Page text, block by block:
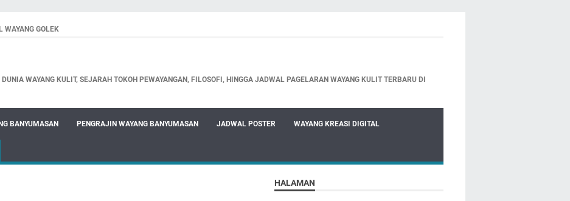
WAYANG GOLEK
WAYANG KULIT, SEJARAH TOKOH PEWAYANGAN, FILOSOFI, HINGGA JADWAL PAGELARAN WAYANG KULIT TERBARU DI
BANYUMASAN PENGRAJIN WAYANG BANYUMASAN JADWAL POSTER WAYANG KREASI DIGITAL
HALAMAN